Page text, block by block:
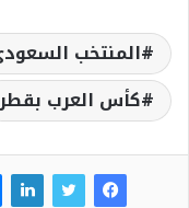
المنتخب
كأس العرب بقطر